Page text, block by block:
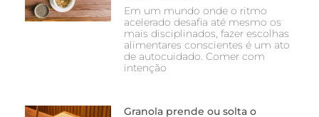
Em um mundo onde o ritmo
acelerado desafia até mesmo os
mais disciplinados, fazer escolhas
alimentares conscientes é um ato
de autocuidado. Comer com
intenção
Granola prende ou solta o